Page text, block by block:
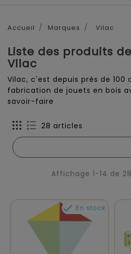
Accueil Marques Vilac
Liste des produits
Vilac
Vilac, c'est depuis près de 100
fabrication de jouets en bois
savoir-faire
28 articles
Affichage 1-14 de
 En stock